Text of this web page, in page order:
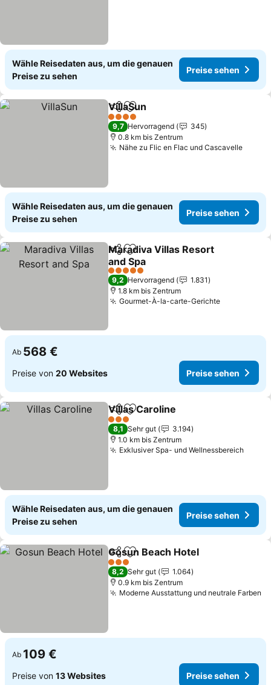
Wähle Reisedaten aus, um die genauen
Preise zu sehen
Preise sehen
TeilenZu Favoriten hinzufügen
VillaSun
4 Sterne
9,7 Hervorragend
345
0.8 km bis Zentrum
Nähe zu Flic en Flac und Cascavelle
Wähle Reisedaten aus, um die genauen
Preise zu sehen
Preise sehen
TeilenZu Favoriten hinzufügen
Maradiva Villas Resort
and Spa
Preise sehen
5 Sterne
9,2 Hervorragend
1.831
1.8 km bis Zentrum
Gourmet-À-la-carte-GerichtePreise
Ab 568 €
Preise von 20 Websites Preise sehen
TeilenZu Favoriten hinzufügen
Villas Caroline
3 Sterne
8,1 Sehr gut
3.194
1.0 km bis Zentrum
Exklusiver Spa- und Wellnessbereich
Wähle Reisedaten aus, um die genauen
Preise zu sehen
Preise sehen
TeilenZu Favoriten hinzufügen
Gosun Beach Hotel
3 Sterne
8,2 Sehr gut
1.064
0.9 km bis Zentrum
Moderne Ausstattung und neutrale Farben
Ab 109 €
Preise von 13 Websites Preise sehen